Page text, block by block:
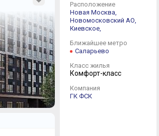
Расположение
Новая Москва,
Новомосковский АО,
Киевское,
Ближайшее метро
Саларьево
Класс жилья
Комфорт-класс
Компания
ГК ФСК